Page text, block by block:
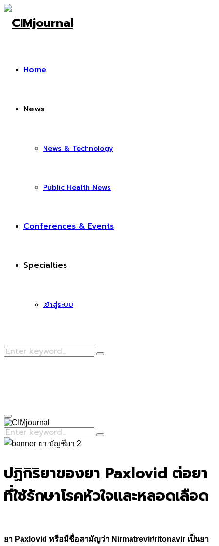
Home
News
News & Technology
Public Health News
Conferences & Events
Specialties
เข้าสู่ระบบ
Search
Search
Primary
Menu
Search
for:
Search
ปฏิกิริยาของยา Paxlovid ต่อยา
ที่ใช้รักษาโรคหัวใจและหลอดเลือด
ยา Paxlovid หรือมีชื่อสามัญว่า Nirmatrevir/ritonavir เป็นยา